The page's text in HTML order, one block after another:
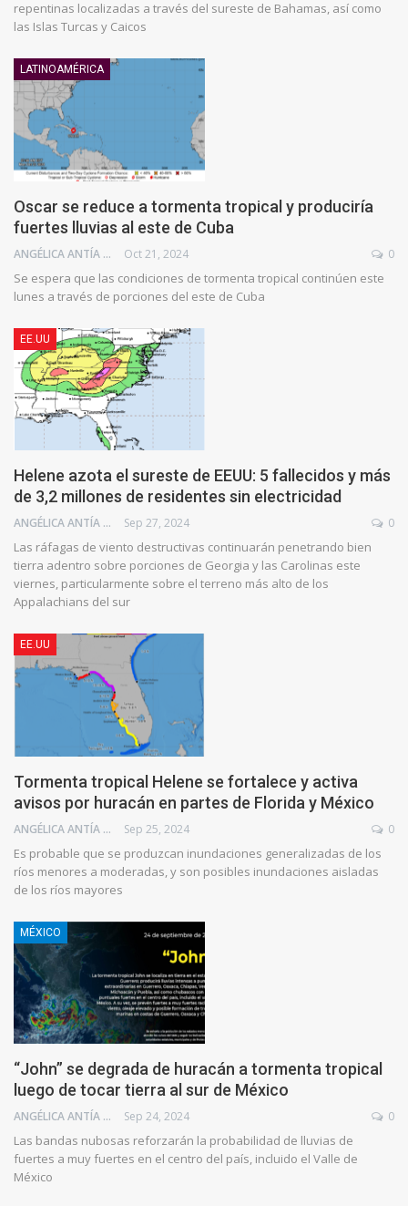
repentinas localizadas a través del sureste de Bahamas, así como
las Islas Turcas y Caicos
LATINOAMÉRICA
Oscar se reduce a tormenta tropical y produciría
fuertes lluvias al este de Cuba
ANGÉLICA ANTÍA AZUAJE Oct 21, 2024 0
Se espera que las condiciones de tormenta tropical continúen este
lunes a través de porciones del este de Cuba
EE.UU
Helene azota el sureste de EEUU: 5 fallecidos y más
de 3,2 millones de residentes sin electricidad
ANGÉLICA ANTÍA AZUAJE Sep 27, 2024 0
Las ráfagas de viento destructivas continuarán penetrando bien
tierra adentro sobre porciones de Georgia y las Carolinas este
viernes, particularmente sobre el terreno más alto de los
Appalachians del sur
EE.UU
Tormenta tropical Helene se fortalece y activa
avisos por huracán en partes de Florida y México
ANGÉLICA ANTÍA AZUAJE Sep 25, 2024 0
Es probable que se produzcan inundaciones generalizadas de los
ríos menores a moderadas, y son posibles inundaciones aisladas
de los ríos mayores
MÉXICO
“John” se degrada de huracán a tormenta tropical
luego de tocar tierra al sur de México
ANGÉLICA ANTÍA AZUAJE Sep 24, 2024 0
Las bandas nubosas reforzarán la probabilidad de lluvias de
fuertes a muy fuertes en el centro del país, incluido el Valle de
México